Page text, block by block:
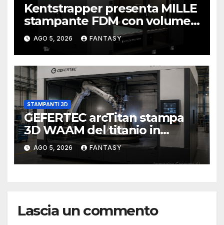
Kentstrapper presenta MILLE
stampante FDM con volume
di stampa da un metro cubo
AGO 5, 2026 FANTASY
STAMPANTI 3D
GEFERTEC arcTitan stampa
3D WAAM del titanio in
camera inerte
AGO 5, 2026 FANTASY
Lascia un commento